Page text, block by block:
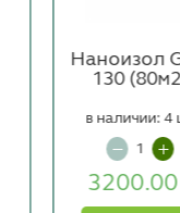
Наноизол
130
в наличии: 4